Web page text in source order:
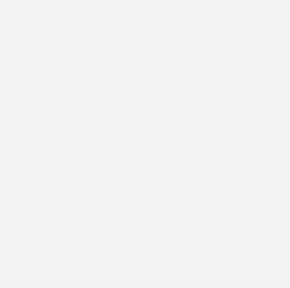
- Die Lösung für